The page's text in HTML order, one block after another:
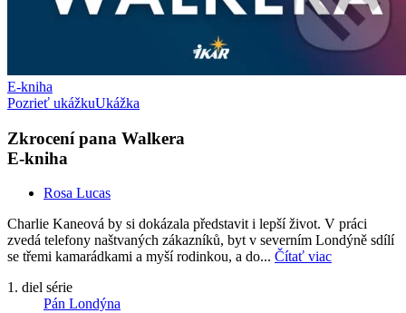
E-kniha
Pozrieť ukážkuUkážka
Zkrocení pana Walkera
E-kniha
Rosa Lucas
Charlie Kaneová by si dokázala představit i lepší život. V práci
zvedá telefony naštvaných zákazníků, byt v severním Londýně sdílí
se třemi kamarádkami a myší rodinkou, a do... Čítať viac
1. diel série
Pán Londýna